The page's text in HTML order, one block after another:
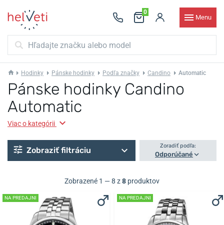
0
Menu
Hodinky Pánske hodinky Podľa značky Candino Automatic
Pánske hodinky Candino
Automatic
Viac o kategórii
Zobraziť filtráciu Zoradiť podľa:
Odporúčané
Zobrazené 1 — 8 z8 produktov
NA PREDAJNI NA PREDAJNI